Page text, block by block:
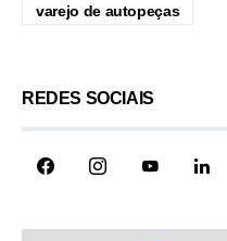
varejo de autopeças
REDES SOCIAIS